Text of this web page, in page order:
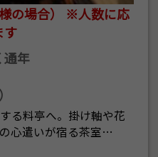
の場合） ※人数に応
す
通年
る料亭へ。掛け軸や花
心遣いが宿る茶室…